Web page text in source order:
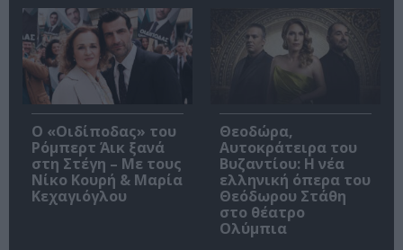
O «Οιδίποδας» του
Ρόμπερτ Άικ ξανά
στη Στέγη – Με τους
Νίκο Κουρή & Μαρία
Κεχαγιόγλου
Θεοδώρα,
Αυτοκράτειρα του
Βυζαντίου: Η νέα
ελληνική όπερα του
Θεόδωρου Στάθη
στο θέατρο
Ολύμπια